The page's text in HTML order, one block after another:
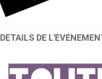
DÉTAILS DE